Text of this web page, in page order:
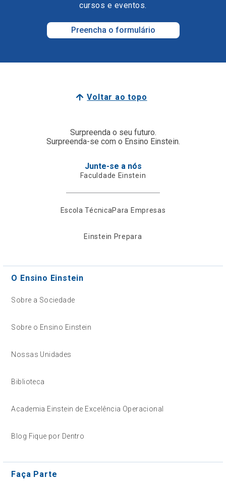
cursos e eventos.
Preencha o formulário
Voltar ao topo
Surpreenda o seu futuro.
Surpreenda-se com o Ensino Einstein.
Junte-se a nós
Faculdade Einstein
Escola TécnicaPara Empresas
Einstein Prepara
O Ensino Einstein
Sobre a Sociedade
Sobre o Ensino Einstein
Nossas Unidades
Biblioteca
Academia Einstein de Excelência Operacional
Blog Fique por Dentro
Faça Parte